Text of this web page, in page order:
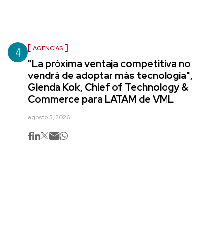
4 AGENCIAS
"La próxima ventaja competitiva no
vendrá de adoptar más tecnología",
Glenda Kok, Chief of Technology &
Commerce para LATAM de VML
agosto 5, 2026